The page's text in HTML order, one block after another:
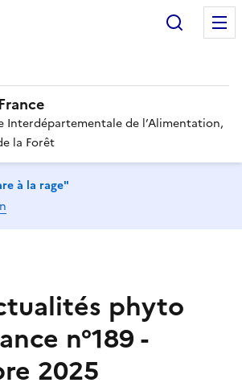
Interdépartementale de l’Alimentation,
la Forêt
à la rage"
phyto
n°189 -
2025